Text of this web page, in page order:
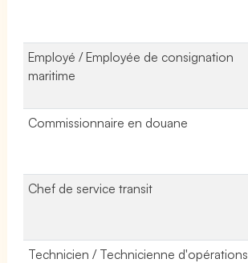
Employé / Employée de consignation
maritime
Commissionnaire en douane
Chef de service transit
Technicien / Technicienne d'opérations